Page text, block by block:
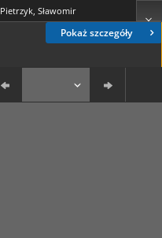
Pokaż szczegóły
Pietrzyk, Sławomir